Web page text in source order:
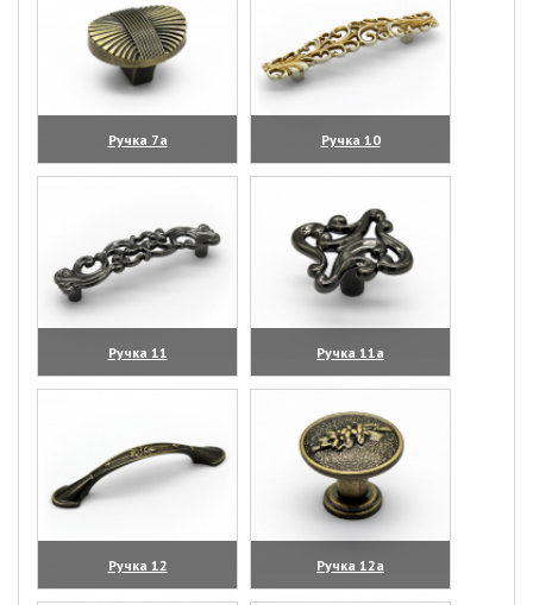
Ручка 7а
(увеличить)
Ручка 10
(увеличить)
Ручка 11
(увеличить)
Ручка 11а
(увеличить)
Ручка 12
(увеличить)
Ручка 12а
(увеличить)